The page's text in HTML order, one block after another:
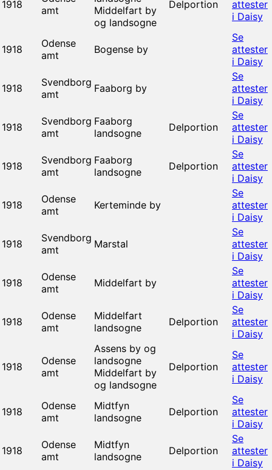
1918
amt
Middelfart by
og landsogne
Delportion
attester
i Daisy
1918
Odense
amt
Bogense by
Se
attester
i Daisy
1918
Svendborg
amt
Faaborg by
Se
attester
i Daisy
1918
Svendborg
amt
Faaborg
landsogne
Delportion
Se
attester
i Daisy
1918
Svendborg
amt
Faaborg
landsogne
Delportion
Se
attester
i Daisy
1918
Odense
amt
Kerteminde by
Se
attester
i Daisy
1918
Svendborg
amt
Marstal
Se
attester
i Daisy
1918
Odense
amt
Middelfart by
Se
attester
i Daisy
1918
Odense
amt
Middelfart
landsogne
Delportion
Se
attester
i Daisy
1918
Odense
amt
Assens by og
landsogne
Middelfart by
og landsogne
Delportion
Se
attester
i Daisy
1918
Odense
amt
Midtfyn
landsogne
Delportion
Se
attester
i Daisy
1918
Odense
amt
Midtfyn
landsogne
Delportion
Se
attester
i Daisy